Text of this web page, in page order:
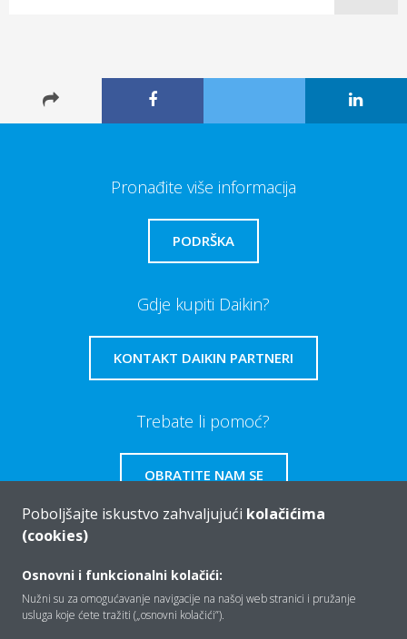
Pronađite više informacija
PODRŠKA
Gdje kupiti Daikin?
KONTAKT DAIKIN PARTNERI
Trebate li pomoć?
OBRATITE NAM SE
Tko smo mi
Poboljšajte iskustvo zahvaljujući kolačićima
(cookies)
Osnovni i funkcionalni kolačići:
Nužni su za omogućavanje navigacije na našoj web stranici i pružanje
usluga koje ćete tražiti („osnovni kolačići”).